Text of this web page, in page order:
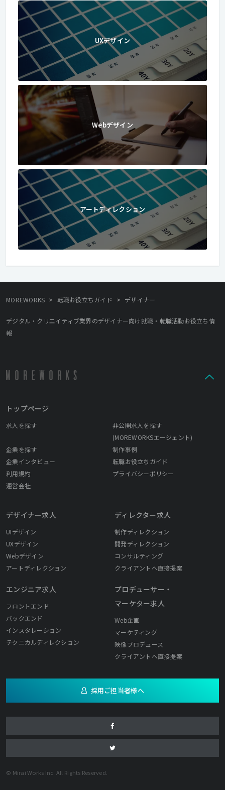
UXデザイン
Webデザイン
アートディレクション
MOREWORKS > 転職お役立ちガイド > デザイナー
デジタル・クリエイティブ業界のデザイナー向け就職・転職活動お役立ち情
報
トップページ
求人を探す
非公開求人を探す
(MOREWORKSエージェント)
企業を探す
制作事例
企業インタビュー
転職お役立ちガイド
利用規約
プライバシーポリシー
運営会社
デザイナー求人
UIデザイン
UXデザイン
Webデザイン
アートディレクション
エンジニア求人
フロントエンド
バックエンド
インスタレーション
テクニカルディレクション
ディレクター求人
制作ディレクション
開発ディレクション
コンサルティング
クライアントへ直接提案
プロデューサー・
マーケター求人
Web企画
マーケティング
映像プロデュース
クライアントへ直接提案
採用ご担当者様へ
© Mirai Works Inc. All Rights Reserved.